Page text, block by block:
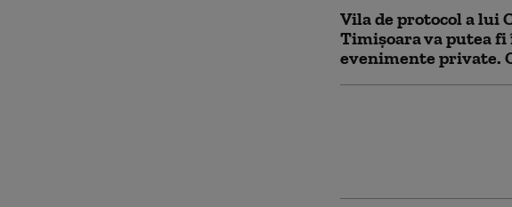
Vila de protocol a lui
Timișoara va putea
evenimente private.